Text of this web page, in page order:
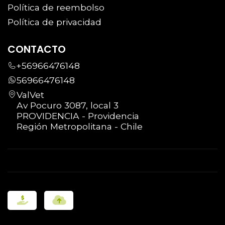
Nota técnica: El valor de aplicación
paciente se requiere una dosis mayor, la
diferencia se ajustará presencialmente en
clínica.
Política de reembolso
Política de privacidad
CONTACTO
+56966476148
56966476148
ValVet
Av Pocuro 3087, local 3
PROVIDENCIA - Providencia
Región Metropolitana - Chile